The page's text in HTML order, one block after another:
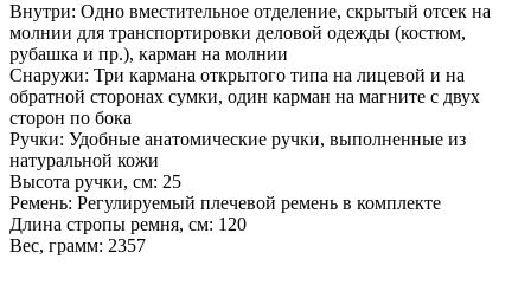
Внутри: Одно вместительное отделение, скрытый отсек на
молнии для транспортировки деловой одежды (костюм,
рубашка и пр.), карман на молнии
Снаружи: Три кармана открытого типа на лицевой и на
обратной сторонах сумки, один карман на магните с двух
сторон по бока
Ручки: Удобные анатомические ручки, выполненные из
натуральной кожи
Высота ручки, см: 25
Ремень: Регулируемый плечевой ремень в комплекте
Длина стропы ремня, см: 120
Вес, грамм: 2357